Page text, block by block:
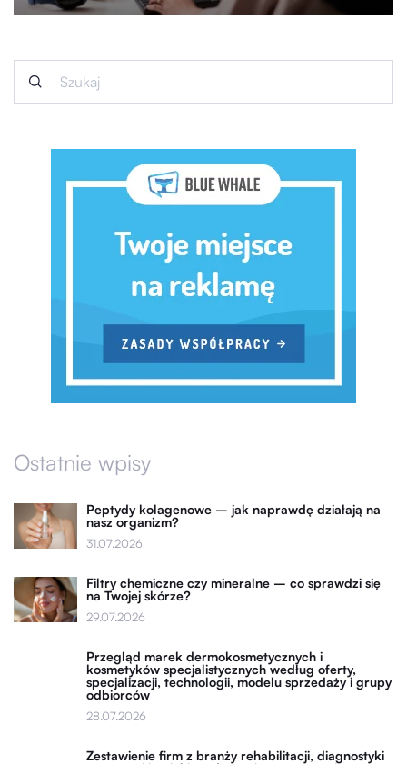
Ostatnie wpisy
Peptydy kolagenowe – jak naprawdę działają na
nasz organizm?
31.07.2026
Filtry chemiczne czy mineralne – co sprawdzi się
na Twojej skórze?
29.07.2026
Przegląd marek dermokosmetycznych i
kosmetyków specjalistycznych według oferty,
specjalizacji, technologii, modelu sprzedaży i grupy
odbiorców
28.07.2026
Zestawienie firm z branży rehabilitacji, diagnostyki